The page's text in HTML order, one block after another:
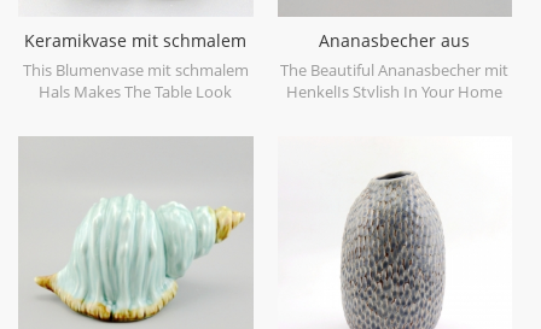
Keramikvase mit schmalem
Hals
This Blumenvase mit schmalem
Hals Makes The Table Look
Ananasbecher aus
goldfarbenem Keramik
The Beautiful Ananasbecher mit
HenkelIs Stylish In Your Home